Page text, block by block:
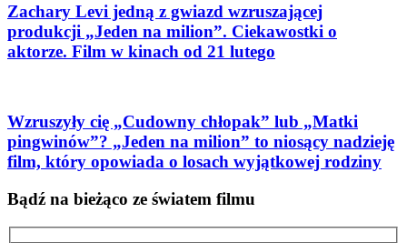
Zachary Levi jedną z gwiazd wzruszającej
produkcji „Jeden na milion”. Ciekawostki o
aktorze. Film w kinach od 21 lutego
Wzruszyły cię „Cudowny chłopak” lub „Matki
pingwinów”? „Jeden na milion” to niosący nadzieję
film, który opowiada o losach wyjątkowej rodziny
Bądź na bieżąco ze światem filmu